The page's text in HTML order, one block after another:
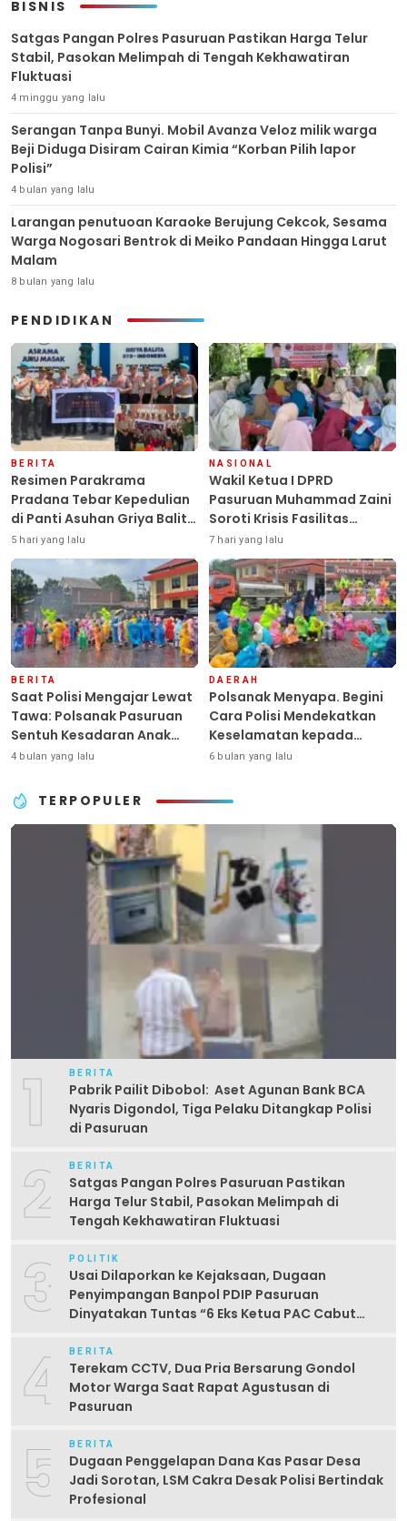
BISNIS
Satgas Pangan Polres Pasuruan Pastikan Harga Telur
Stabil, Pasokan Melimpah di Tengah Kekhawatiran
Fluktuasi
4 minggu yang lalu
Serangan Tanpa Bunyi. Mobil Avanza Veloz milik warga
Beji Diduga Disiram Cairan Kimia “Korban Pilih lapor
Polisi”
4 bulan yang lalu
Larangan penutuoan Karaoke Berujung Cekcok, Sesama
Warga Nogosari Bentrok di Meiko Pandaan Hingga Larut
Malam
8 bulan yang lalu
PENDIDIKAN
BERITA
Resimen Parakrama
Pradana Tebar Kepedulian
di Panti Asuhan Griya Balita
SYD, Peluk Hangat Balita
Terlantar “POLRI Hadir
Dengan Hati”
5 hari yang lalu
NASIONAL
Wakil Ketua I DPRD
Pasuruan Muhammad Zaini
Soroti Krisis Fasilitas
Sekolah di Tengah Efisiensi
Anggaran
7 hari yang lalu
BERITA
Saat Polisi Mengajar Lewat
Tawa: Polsanak Pasuruan
Sentuh Kesadaran Anak
Sejak Dini
4 bulan yang lalu
DAERAH
Polsanak Menyapa. Begini
Cara Polisi Mendekatkan
Keselamatan kepada
Generasi Sejak Usia Dini
6 bulan yang lalu
TERPOPULER
1 BERITA
Pabrik Pailit Dibobol: Aset Agunan Bank BCA
Nyaris Digondol, Tiga Pelaku Ditangkap Polisi
di Pasuruan
2 BERITA
Satgas Pangan Polres Pasuruan Pastikan
Harga Telur Stabil, Pasokan Melimpah di
Tengah Kekhawatiran Fluktuasi
3 POLITIK
Usai Dilaporkan ke Kejaksaan, Dugaan
Penyimpangan Banpol PDIP Pasuruan
Dinyatakan Tuntas “6 Eks Ketua PAC Cabut
4 BERITA
Terekam CCTV, Dua Pria Bersarung Gondol
Motor Warga Saat Rapat Agustusan di
Pasuruan
5 BERITA
Dugaan Penggelapan Dana Kas Pasar Desa
Jadi Sorotan, LSM Cakra Desak Polisi Bertindak
Profesional